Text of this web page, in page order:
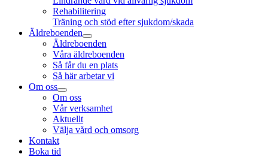
Rehabilitering
Träning och stöd efter sjukdom/skada
Äldreboenden
Äldreboenden
Våra äldreboenden
Så får du en plats
Så här arbetar vi
Om oss
Om oss
Vår verksamhet
Aktuellt
Välja vård och omsorg
Kontakt
Boka tid